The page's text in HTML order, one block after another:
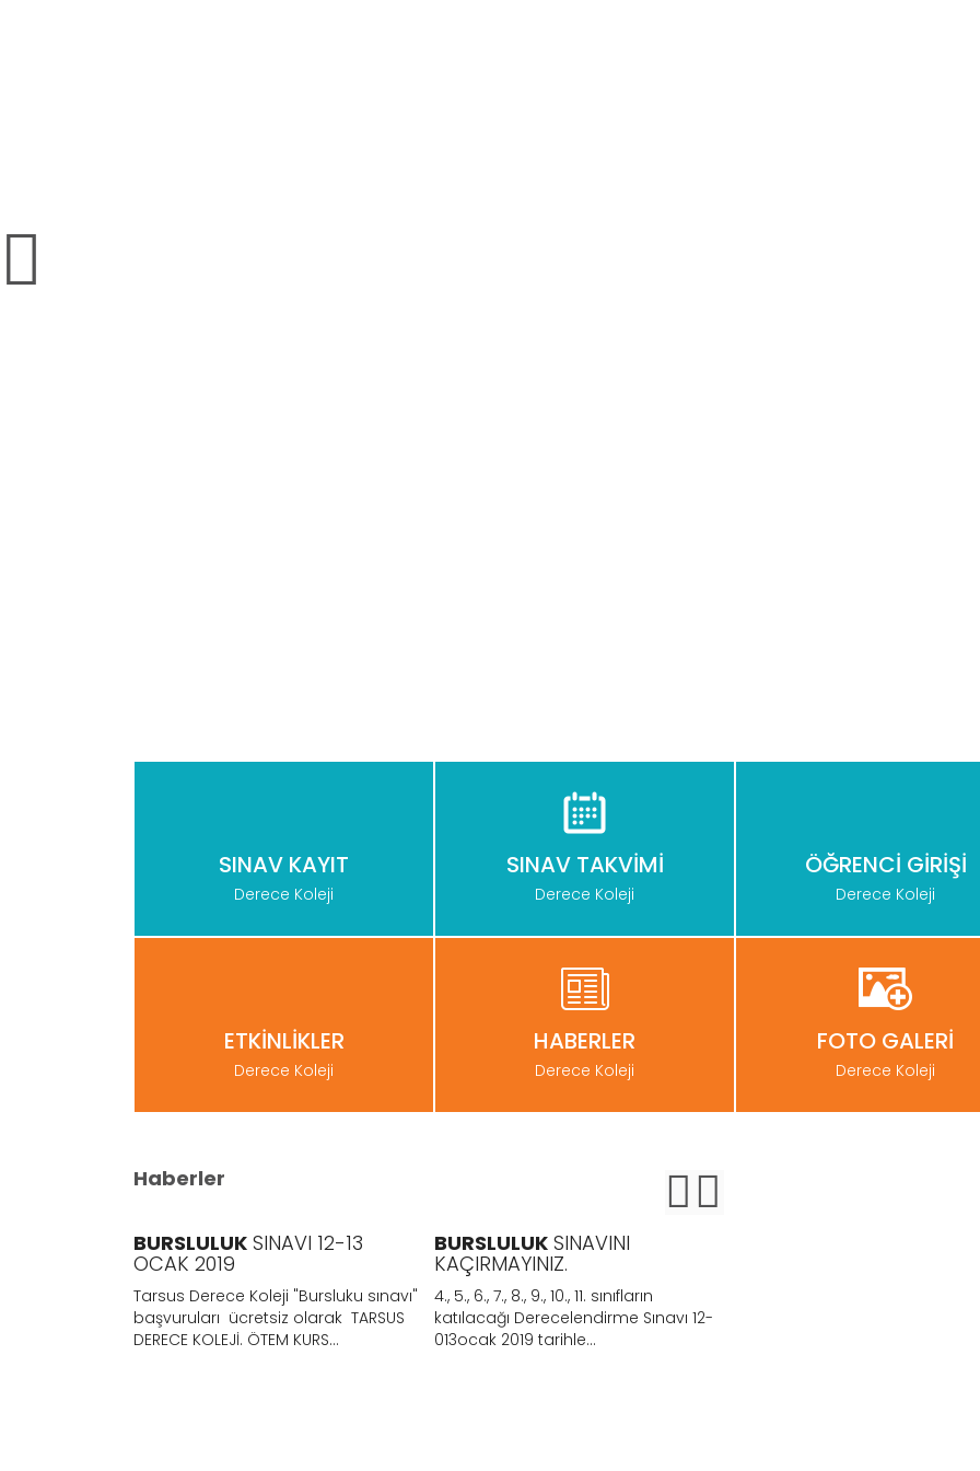
SINAV KAYIT
Derece Koleji
SINAV TAKVİMİ
Derece Koleji
ÖĞRENCİ GİRİŞİ
Derece Koleji
ETKİNLİKLER
Derece Koleji
HABERLER
Derece Koleji
FOTO GALERİ
Derece Koleji
Haberler
BURSLULUK SINAVI 12-13
OCAK 2019
Tarsus Derece Koleji "Bursluku sınavı"
başvuruları ücretsiz olarak TARSUS
DERECE KOLEJİ. ÖTEM KURS...
BURSLULUK SINAVINI
KAÇIRMAYINIZ.
4., 5., 6., 7., 8., 9., 10., 11. sınıfların
katılacağı Derecelendirme Sınavı 12-
013ocak 2019 tarihle...
Tarsus Derece Koleji "Bursluku